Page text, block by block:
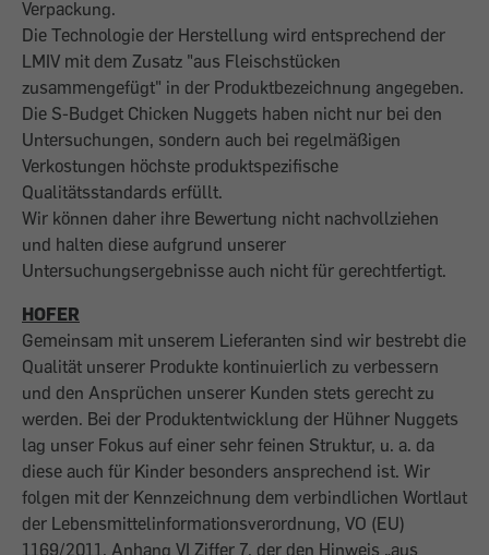
Verpackung.
Die Technologie der Herstellung wird entsprechend der
LMIV mit dem Zusatz "aus Fleischstücken
zusammengefügt" in der Produktbezeichnung angegeben.
Die S-Budget Chicken Nuggets haben nicht nur bei den
Untersuchungen, sondern auch bei regelmäßigen
Verkostungen höchste produktspezifische
Qualitätsstandards erfüllt.
Wir können daher ihre Bewertung nicht nachvollziehen
und halten diese aufgrund unserer
Untersuchungsergebnisse auch nicht für gerechtfertigt.
HOFER
Gemeinsam mit unserem Lieferanten sind wir bestrebt die
Qualität unserer Produkte kontinuierlich zu verbessern
und den Ansprüchen unserer Kunden stets gerecht zu
werden. Bei der Produktentwicklung der Hühner Nuggets
lag unser Fokus auf einer sehr feinen Struktur, u. a. da
diese auch für Kinder besonders ansprechend ist. Wir
folgen mit der Kennzeichnung dem verbindlichen Wortlaut
der Lebensmittelinformationsverordnung, VO (EU)
1169/2011, Anhang VI Ziffer 7, der den Hinweis „aus